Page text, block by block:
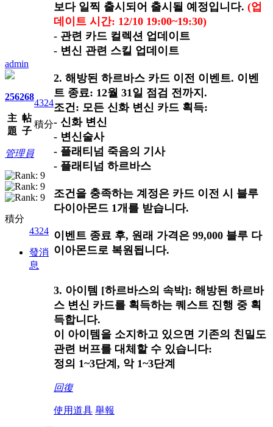
admin
256
主
題
268
帖
子
4324
積分
管理員
積分
4324
發消
息
보다 일찍 출시되어 출시될 예정입니다. (업
데이트 시간: 12/10 19:00~19:30)
- 관련 카드 컬렉션 업데이트
- 변신 관련 스킬 업데이트
2. 해방된 하르바스 카드 이전 이벤트. 이벤
트 종료: 12월 31일 점검 전까지.
조건: 모든 신화 변신 카드 획득:
- 신화 변신
- 변신술사
- 플래티넘 죽음의 기사
- 플래티넘 하르바스
조건을 충족하는 계정은 카드 이전 시 블루
다이아몬드 1개를 받습니다.
이벤트 종료 후, 원래 가격은 99,000 블루 다
이아몬드로 복원됩니다.
3. 아이템 [하르바스의 속박]: 해방된 하르바
스 변신 카드를 획득하는 퀘스트 진행 중 획
득합니다.
이 아이템을 소지하고 있으면 기존의 친밀도
관련 버프를 대체할 수 있습니다:
정의 1~3단계, 악 1~3단계
回復
使用道具 舉報